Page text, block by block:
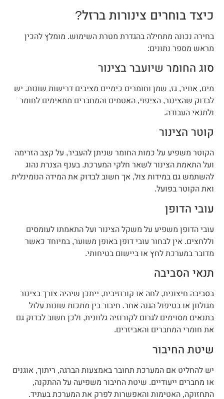
כיצד בוחרים צינורות ברזל?
בחירה נכונה מתחילה בהגדרת מטרת השימוש. מומלץ להכין
מראש מספר נתונים:
סוג החומר שיועבר בצינור
מים, אוויר, גז, שמן וחומרים כימיים מציבים דרישות שונות. יש
לבדוק שהצינור, הציפוי, האטמים והמחברים מתאימים לחומר
ולתנאי העבודה.
קוטר הצינור
הקוטר משפיע על כמות החומר שניתן להעביר, על קצב הזרימה
ועל התאמת הצינור לשאר חלקי המערכת. בענף הצנרת נהוג
להשתמש גם במידות צול, אך חשוב לבדוק את המידה הנומינלית
ואת הקוטר בפועל.
עובי הדופן
עובי הדופן משפיע על משקל הצינור ועל התאמתו לעומסים
וללחצים. אין לבחור עובי דופן באופן משוער, במיוחד כאשר
מדובר במערכת לחץ או ביישום בטיחותי.
תנאי הסביבה
בסביבה חיצונית, לחה או קורוזיבית, ייתכן שיהיה צורך בצינור
מגולוון או בטיפול הגנה אחר. חיבור בין מתכות שונות עלול
בתנאים מסוימים לגרום לקורוזיה גלוונית, ולכן חשוב לבדוק גם
את חומרי המחברים והאביזרים.
שיטת החיבור
יש להחליט אם המערכת תחובר באמצעות הברגה, ריתוך, אוגנים
או מחברים ייעודיים. שיטת החיבור משפיעה על ההתקנה,
התחזוקה, האטימות והאפשרות לפרק את המערכת בעתיד.